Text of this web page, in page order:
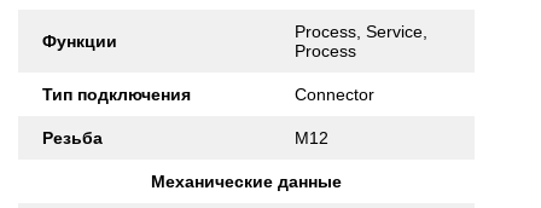
Функции
Process, Service,
Process
Тип подключения Connector
Резьба M12
Механические данные